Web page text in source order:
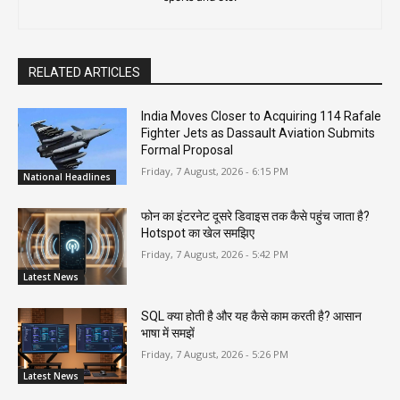
RELATED ARTICLES
National Headlines
India Moves Closer to Acquiring 114 Rafale
Fighter Jets as Dassault Aviation Submits
Formal Proposal
Friday, 7 August, 2026 - 6:15 PM
Latest News
फोन का इंटरनेट दूसरे डिवाइस तक कैसे पहुंच जाता है?
Hotspot का खेल समझिए
Friday, 7 August, 2026 - 5:42 PM
Latest News
SQL क्या होती है और यह कैसे काम करती है? आसान
भाषा में समझें
Friday, 7 August, 2026 - 5:26 PM